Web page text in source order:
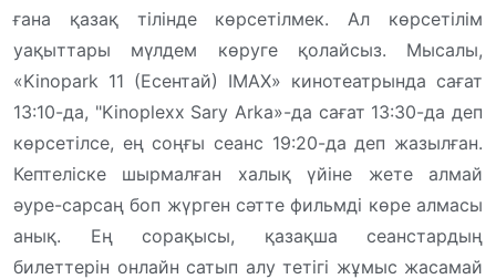
ғана қазақ тілінде көрсетілмек. Ал көрсетілім
уақыттары мүлдем көруге қолайсыз. Мысалы,
«Kinopark 11 (Есентай) IMAX» кинотеатрында сағат
13:10-да, "Kinoplexx Sary Arka»-да сағат 13:30-да деп
көрсетілсе, ең соңғы сеанс 19:20-да деп жазылған.
Кептеліске шырмалған халық үйіне жете алмай
әуре-сарсаң боп жүрген сәтте фильмді көре алмасы
анық. Ең сорақысы, қазақша сеанстардың
билеттерін онлайн сатып алу тетігі жұмыс жасамай